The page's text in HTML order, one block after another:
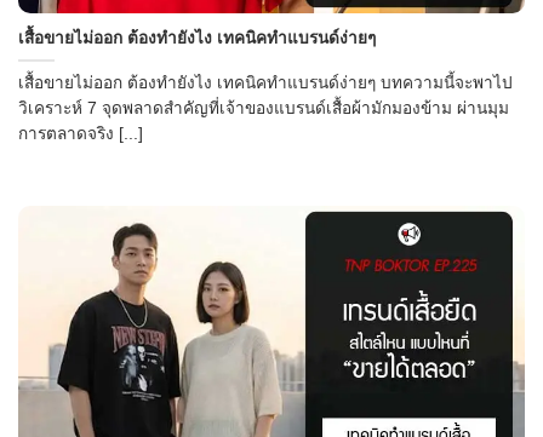
เสื้อขายไม่ออก ต้องทำยังไง เทคนิคทำแบรนด์ง่ายๆ
เสื้อขายไม่ออก ต้องทำยังไง เทคนิคทำแบรนด์ง่ายๆ บทความนี้จะพาไป
วิเคราะห์ 7 จุดพลาดสำคัญที่เจ้าของแบรนด์เสื้อผ้ามักมองข้าม ผ่านมุม
การตลาดจริง [...]
CONTACT US